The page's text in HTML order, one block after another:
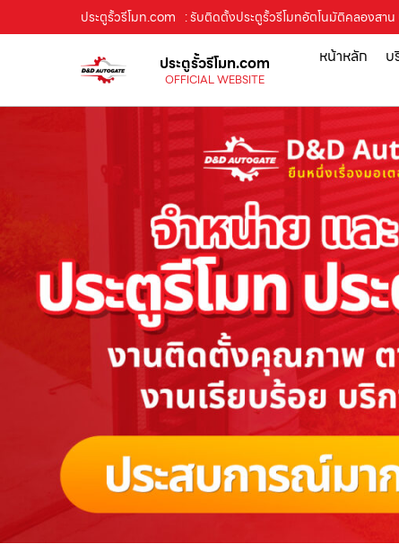
ประตูรั้วรีโมท.com : รับติดตั้งประตูรั้วรีโมทอัตโนมัติคลองสาน
ประตูรั้วรีโมท.com
OFFICIAL WEBSITE
หน้าหลัก บ